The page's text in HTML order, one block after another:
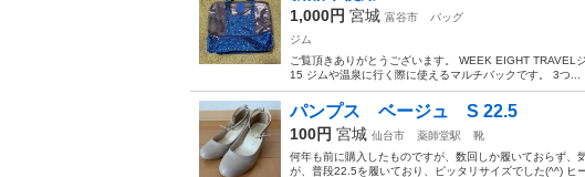
1,000円 宮城 富谷市
バッグ
ジム
ご覧頂きありがとうございます。 WEEK EIGHT
15 ジムや温泉に行く際に使えるマルチバックです。 3つ...
パンプス ベージュ S 22.5
100円 宮城 仙台市 薬師堂駅
靴
何年も前に購入したものですが、数回しか履いておらず
が、普段22.5を履いており、ピッタリサイズでした(^^) ヒ